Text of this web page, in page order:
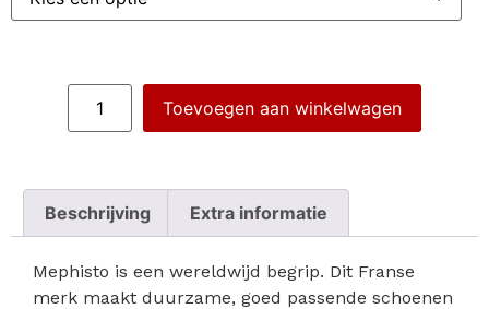
Toevoegen aan winkelwagen
Beschrijving Extra informatie
Mephisto is een wereldwijd begrip. Dit Franse
merk maakt duurzame, goed passende schoenen